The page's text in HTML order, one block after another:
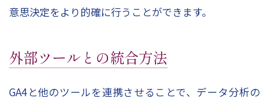
意思決定をより的確に行うことができます。
外部ツールとの統合方法
GA4と他のツールを連携させることで、データ分析の